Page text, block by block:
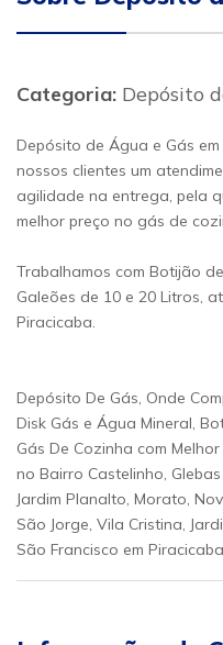
Categoria: Depósito
Depósito de Água e Gás
nossos clientes um
agilidade na entrega, pela
melhor preço no gás de
Trabalhamos com Botijão
Galeões de 10 e 20 Litros,
Piracicaba.
Depósito De Gás, Onde
Disk Gás e Água Mineral,
Gás De Cozinha com
no Bairro Castelinho,
Jardim Planalto, Morato,
São Jorge, Vila Cristina,
São Francisco em Piracicaba